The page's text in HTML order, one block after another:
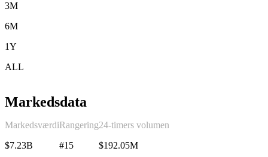
3M
6M
1Y
ALL
Markedsdata
Markedsværdi
$7.23B
Rangering
#15
24-timers volumen
$192.05M